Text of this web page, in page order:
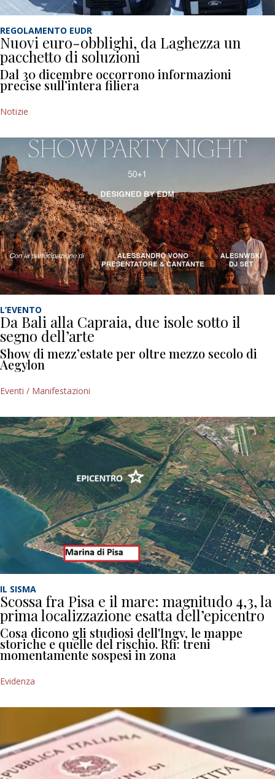
REGOLAMENTO EUDR
Nuovi euro-obblighi, da Laghezza un
pacchetto di soluzioni
Dal 30 dicembre occorrono informazioni
precise sull’intera filiera
Notizie
L’EVENTO
Da Bali alla Capraia, due isole sotto il
segno dell’arte
Show di mezz’estate per oltre mezzo secolo di
Aegylon
Eventi / Manifestazioni
IL SISMA
Scossa fra Pisa e il mare: magnitudo 4,3, la
prima localizzazione esatta dell’epicentro
Cosa dicono gli studiosi dell'Ingv, le mappe
storiche e quelle del rischio. Rfi: treni
momentamente sospesi in zona
Evidenza